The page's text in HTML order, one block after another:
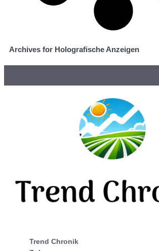
Archives for Holografische Anzeigen
Trend Chronik